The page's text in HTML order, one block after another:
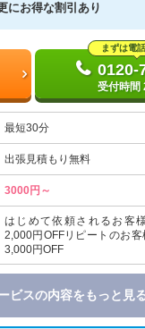
にお得な割引あり
まずは電
0120-
受付時間
最短30分
出張見積もり無料
3000円～
はじめて依頼されるお客
2,000円OFFリピートのお客
3,000円OFF
ビスの内容をもっと見